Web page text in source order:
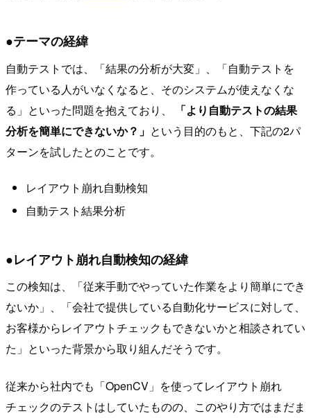
●テーマの経緯
自動テストでは、「結果の分析が大変」、「自動テストを
作っている人がいなくなると、そのシステムが使えなくな
る」といった問題を抱えており、
「より自動テストの結果
分析を簡単にできないか？」 という目的のもと、下記の2パ
ターンを試したとのことです。
レイアウト崩れ自動検知
自動テスト結果分析
●レイアウト崩れ自動検知の経緯
この検知は、「従来手動でやっていた作業をより簡単にでき
ないか」、「会社で提供している自動化サービスに対して、
お客様からレイアウトチェックもできないかと相談されてい
た」といった背景から取り組んだそうです。
従来から社内でも「OpenCV」を使ってレイアウト崩れ
チェックのテストはしていたものの、このやり方ではまだま